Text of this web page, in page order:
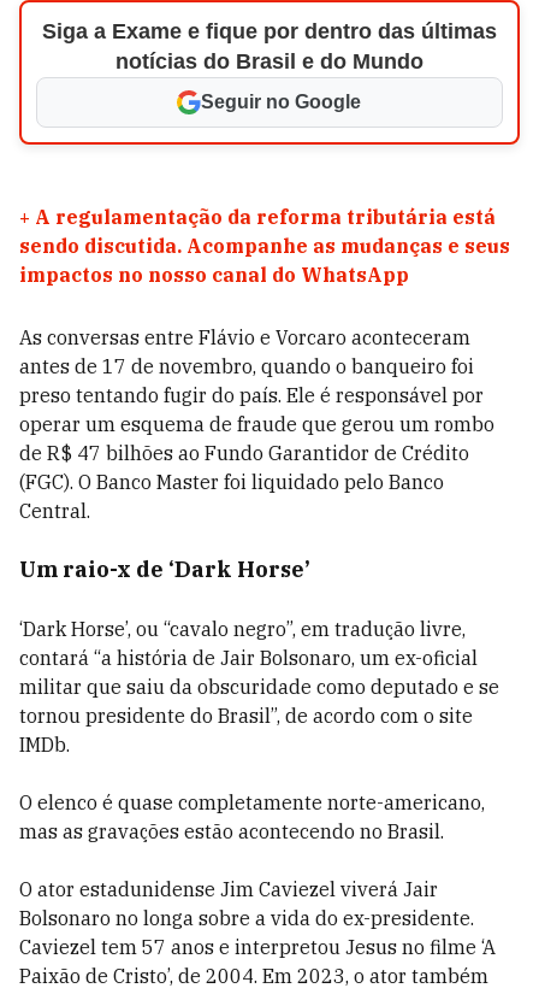
Siga a Exame e fique por dentro das últimas
notícias do Brasil e do Mundo
Seguir no Google
+ A regulamentação da reforma tributária está
sendo discutida. Acompanhe as mudanças e seus
impactos no nosso canal do WhatsApp
As conversas entre Flávio e Vorcaro aconteceram
antes de 17 de novembro, quando o banqueiro foi
preso tentando fugir do país. Ele é responsável por
operar um esquema de fraude que gerou um rombo
de R$ 47 bilhões ao Fundo Garantidor de Crédito
(FGC). O Banco Master foi liquidado pelo Banco
Central.
Um raio-x de ‘Dark Horse’
‘Dark Horse’, ou “cavalo negro”, em tradução livre,
contará “a história de Jair Bolsonaro, um ex-oficial
militar que saiu da obscuridade como deputado e se
tornou presidente do Brasil”, de acordo com o site
IMDb.
O elenco é quase completamente norte-americano,
mas as gravações estão acontecendo no Brasil.
O ator estadunidense Jim Caviezel viverá Jair
Bolsonaro no longa sobre a vida do ex-presidente.
Caviezel tem 57 anos e interpretou Jesus no filme ‘A
Paixão de Cristo’, de 2004. Em 2023, o ator também